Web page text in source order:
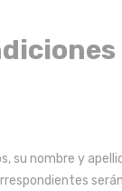
nombre y